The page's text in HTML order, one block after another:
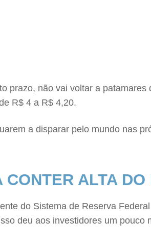
prazo, não vai voltar a
R$ 4 a R$ 4,20.
a disparar pelo mundo nas
ALTA
do Sistema de Reserva
deu aos investidores um